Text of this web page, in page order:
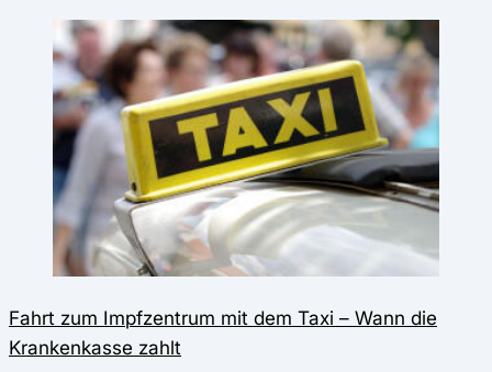
Fahrt zum Impfzentrum mit dem Taxi – Wann die
Krankenkasse zahlt